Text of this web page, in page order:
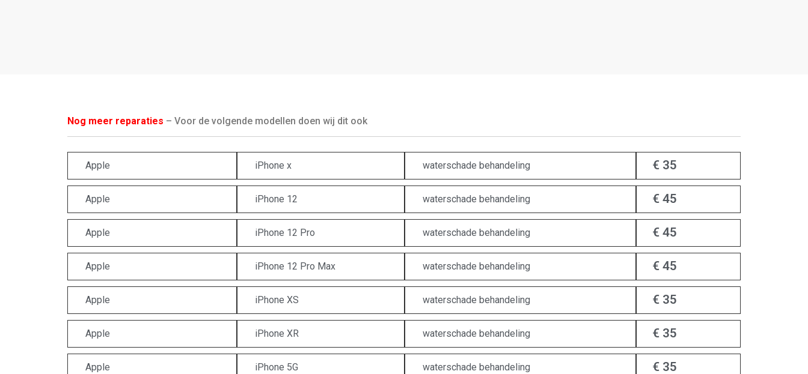
Nog meer reparaties – Voor de volgende modellen doen wij dit ook
Apple iPhone x waterschade behandeling € 35
Apple iPhone 12 waterschade behandeling € 45
Apple iPhone 12 Pro waterschade behandeling € 45
Apple iPhone 12 Pro Max waterschade behandeling € 45
Apple iPhone XS waterschade behandeling € 35
Apple iPhone XR waterschade behandeling € 35
Apple iPhone 5G waterschade behandeling € 35